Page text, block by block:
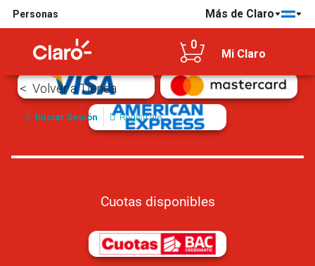
Personas Más de Claro
0
Mi Claro
Volver a Tienda
Iniciar Sesión Regístrate
Tarjetas de crédito/débito aceptadas
Cuotas disponibles